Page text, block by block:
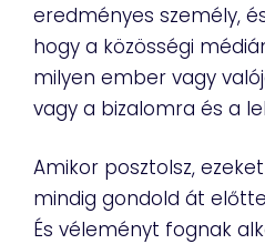
eredményes személy,
hogy a közösségi
milyen ember vagy
vagy a bizalomra és a
Amikor posztolsz,
mindig gondold át
És véleményt fognak